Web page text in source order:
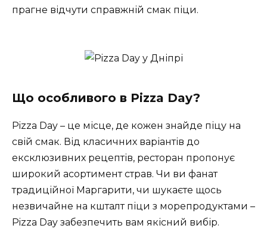
прагне відчути справжній смак піци.
Що особливого в Pizza Day?
Pizza Day – це місце, де кожен знайде піцу на
свій смак. Від класичних варіантів до
ексклюзивних рецептів, ресторан пропонує
широкий асортимент страв. Чи ви фанат
традиційної Маргарити, чи шукаєте щось
незвичайне на кшталт піци з морепродуктами –
Pizza Day забезпечить вам якісний вибір.